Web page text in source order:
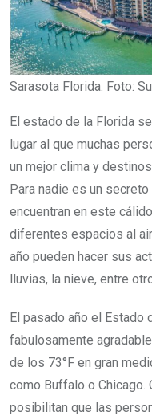
Sarasota Florida. Foto:
El estado de la Florida
lugar al que muchas
un mejor clima y
Para nadie es un
encuentran en este
diferentes espacios al
año pueden hacer sus
lluvias, la nieve, entre
El pasado año el Estado
fabulosamente
de los 73°F en gran
como Buffalo o
posibilitan que las